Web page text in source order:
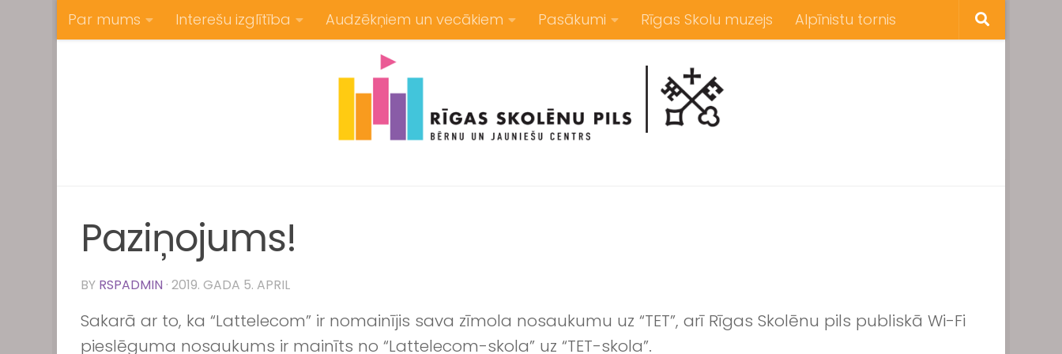
Skip to content
Par mums Interešu izglītība Audzēkņiem un vecākiem Pasākumi Rīgas Skolu muzejs Alpīnistu tornis
Paziņojums!
BY RSPADMIN · 2019. GADA 5. APRIL
Sakarā ar to, ka “Lattelecom” ir nomainījis sava zīmola nosaukumu uz “TET”, arī Rīgas Skolēnu pils publiskā Wi-Fi
pieslēguma nosaukums ir mainīts no “Lattelecom-skola” uz “TET-skola”.